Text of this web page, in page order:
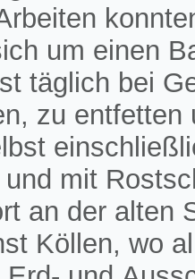
um einen
täglich bei
zu
mit
an der alten
Köllen, wo